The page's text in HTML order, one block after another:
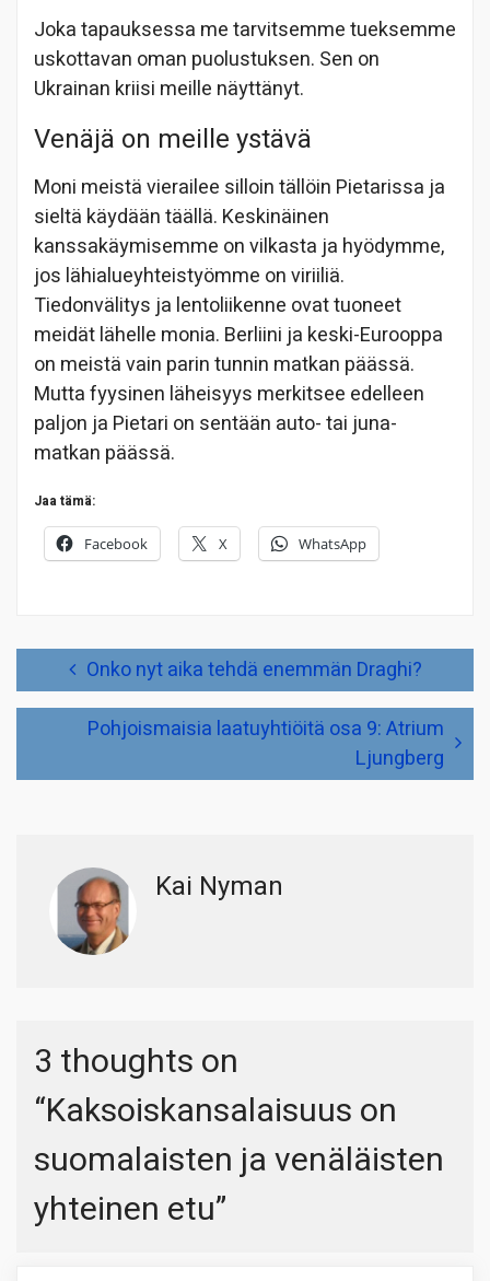
Joka tapauksessa me tarvitsemme tueksemme
uskottavan oman puolustuksen. Sen on
Ukrainan kriisi meille näyttänyt.
Venäjä on meille ystävä
Moni meistä vierailee silloin tällöin Pietarissa ja
sieltä käydään täällä. Keskinäinen
kanssakäymisemme on vilkasta ja hyödymme,
jos lähialueyhteistyömme on viriiliä.
Tiedonvälitys ja lentoliikenne ovat tuoneet
meidät lähelle monia. Berliini ja keski-Eurooppa
on meistä vain parin tunnin matkan päässä.
Mutta fyysinen läheisyys merkitsee edelleen
paljon ja Pietari on sentään auto- tai juna-
matkan päässä.
Jaa tämä:
Facebook X WhatsApp
ArtikkelienOnko nyt aika tehdä enemmän Draghi?
Pohjoismaisia laatuyhtiöitä osa 9: Atrium
Ljungberg
Kai Nyman
3 thoughts on
“Kaksoiskansalaisuus on
suomalaisten ja venäläisten
yhteinen etu”